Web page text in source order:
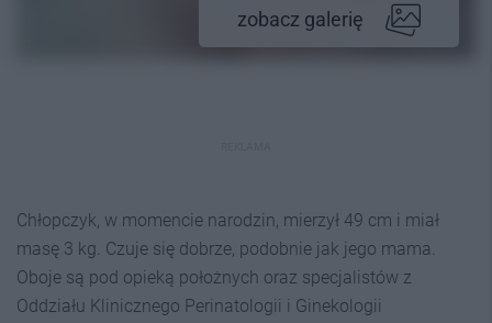
zobacz galerię
Chłopczyk, w momencie narodzin, mierzył 49 cm i miał
masę 3 kg. Czuje się dobrze, podobnie jak jego mama.
Oboje są pod opieką położnych oraz specjalistów z
Oddziału Klinicznego Perinatologii i Ginekologii